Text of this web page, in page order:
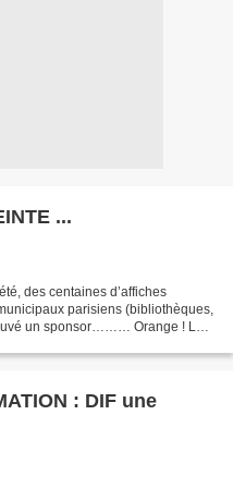
...
des centaines d’affiches
parisiens (bibliothèques,
un sponsor……… Orange ! Le
: DIF une